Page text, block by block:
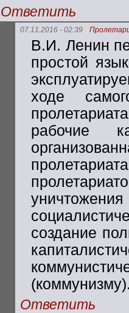
Ответить
07.11.2016 - 02:39
В.И. Ленин
простой
ходе
рабочие
создание
Ответить